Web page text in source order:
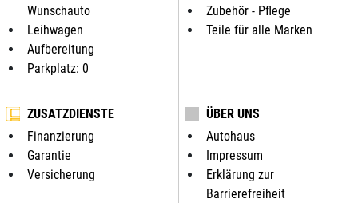
Wunschauto
Leihwagen
Aufbereitung
Parkplatz: 0
Zubehör - Pflege
Teile für alle Marken
ZUSATZDIENSTE
Finanzierung
Garantie
Versicherung
ÜBER UNS
Autohaus
Impressum
Erklärung zur
Barrierefreiheit